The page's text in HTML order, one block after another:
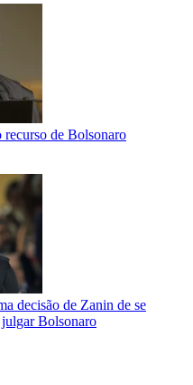
de Bolsonaro
decisão de Zanin de se
Bolsonaro